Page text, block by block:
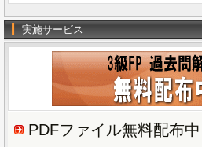
実施サービス
PDFファイル無料配布中